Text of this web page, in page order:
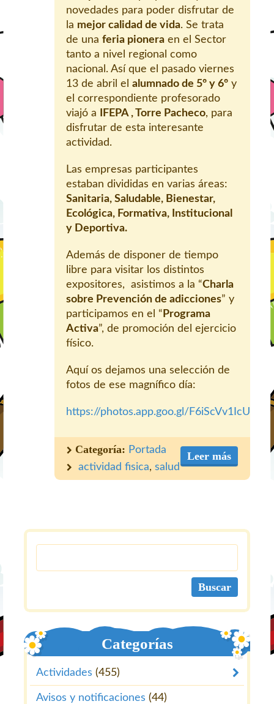
novedades para poder disfrutar de
la mejor calidad de vida. Se trata
de una feria pionera en el Sector
tanto a nivel regional como
nacional. Así que el pasado viernes
13 de abril el alumnado de 5º y 6º y
el correspondiente profesorado
viajó a
IFEPA , Torre Pacheco, para
disfrutar de esta interesante
actividad.
Las empresas participantes
estaban divididas en varias áreas:
Sanitaria, Saludable, Bienestar,
Ecológica, Formativa, Institucional
y Deportiva.
Además de disponer de tiempo
libre para visitar los distintos
expositores, asistimos a la “Charla
sobre Prevención de adicciones” y
participamos en el “ Programa
Activa”, de promoción del ejercicio
físico.
Aquí os dejamos una selección de
fotos de ese magnífico día:
https://photos.app.goo.gl/
Leer más
Categoría: Portada
actividad fisica, salud
Categorías
Actividades (455)
Avisos y notificaciones (44)